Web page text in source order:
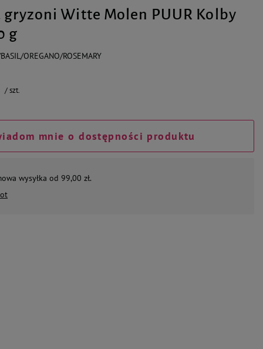
gryzoni Witte Molen PUUR Kolby
g
OREGANO/ROSEMARY
/szt.
mnie o dostępności produktu
wysyłka od 99,00 zł.